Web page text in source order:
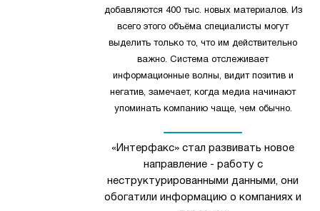
добавляются 400 тыс. новых материалов. Из
всего этого объёма специалисты могут
выделить только то, что им действительно
важно. Система отслеживает
информационные волны, видит позитив и
негатив, замечает, когда медиа начинают
упоминать компанию чаще, чем обычно.
«Интерфакс» стал развивать новое
направление - работу с
неструктурированными данными, они
обогатили информацию о компаниях и